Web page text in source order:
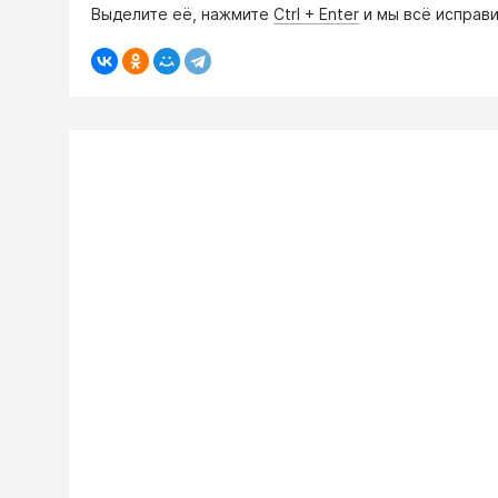
Выделите её, нажмите Ctrl + Enter и мы всё